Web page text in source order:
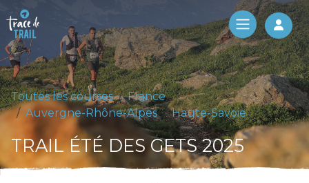
Log
Toutes les courses
France
Auvergne-Rhône-Alpes
Haute-Savoie
TRAIL ÉTÉ DES GETS 2025